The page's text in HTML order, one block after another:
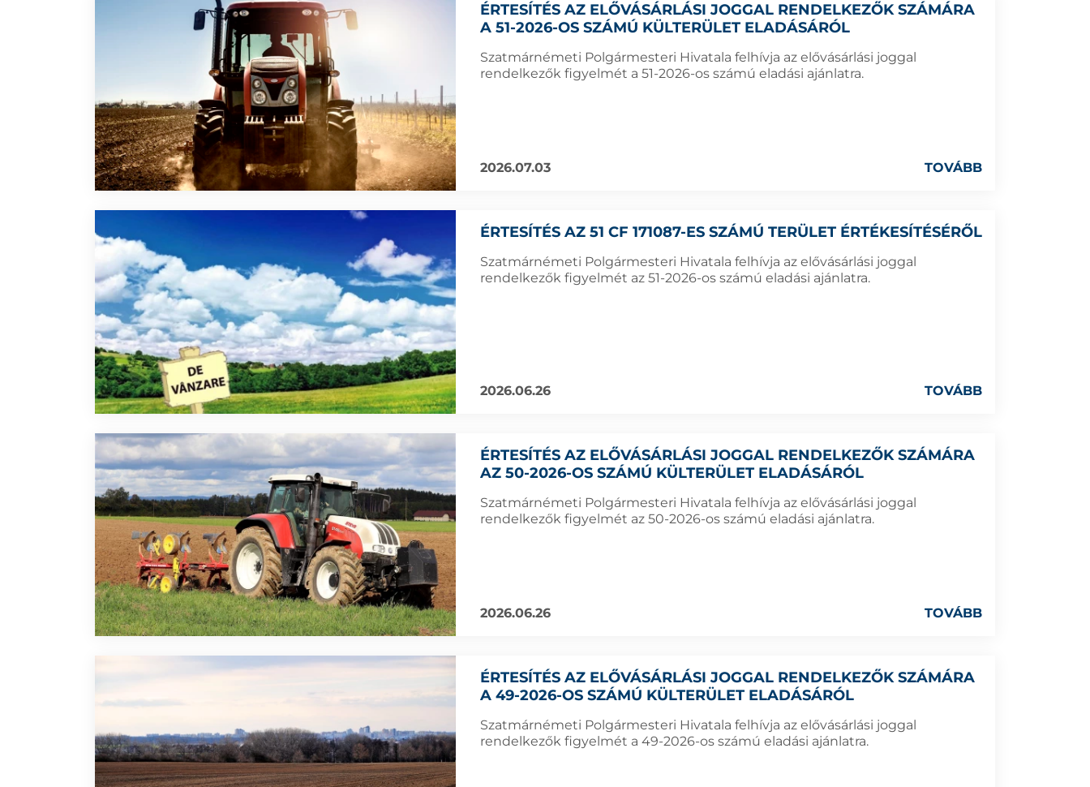
ÉRTESÍTÉS AZ ELŐVÁSÁRLÁSI JOGGAL RENDELKEZŐK SZÁMÁRA
A 51-2026-OS SZÁMÚ KÜLTERÜLET ELADÁSÁRÓL
Szatmárnémeti Polgármesteri Hivatala felhívja az elővásárlási joggal
rendelkezők figyelmét a 51-2026-os számú eladási ajánlatra.
2026.07.03 TOVÁBB
ÉRTESÍTÉS AZ 51 CF 171087-ES SZÁMÚ TERÜLET ÉRTÉKESÍTÉSÉRŐL
Szatmárnémeti Polgármesteri Hivatala felhívja az elővásárlási joggal
rendelkezők figyelmét az 51-2026-os számú eladási ajánlatra.
2026.06.26 TOVÁBB
ÉRTESÍTÉS AZ ELŐVÁSÁRLÁSI JOGGAL RENDELKEZŐK SZÁMÁRA
AZ 50-2026-OS SZÁMÚ KÜLTERÜLET ELADÁSÁRÓL
Szatmárnémeti Polgármesteri Hivatala felhívja az elővásárlási joggal
rendelkezők figyelmét az 50-2026-os számú eladási ajánlatra.
2026.06.26 TOVÁBB
ÉRTESÍTÉS AZ ELŐVÁSÁRLÁSI JOGGAL RENDELKEZŐK SZÁMÁRA
A 49-2026-OS SZÁMÚ KÜLTERÜLET ELADÁSÁRÓL
Szatmárnémeti Polgármesteri Hivatala felhívja az elővásárlási joggal
rendelkezők figyelmét a 49-2026-os számú eladási ajánlatra.